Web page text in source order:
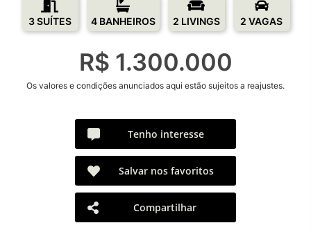
3 SUÍTES 4 BANHEIROS 2 LIVINGS 2 VAGAS
R$ 1.300.000
Os valores e condições anunciados aqui estão sujeitos a reajustes.
Tenho interesse
Salvar nos favoritos
Compartilhar